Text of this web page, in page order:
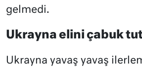
gelmedi.
Ukrayna elini çabuk
Ukrayna yavaş yavaş